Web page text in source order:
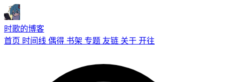
时歌的博客
首页 时间线 偶得 书架 专题 友链 关于 开往